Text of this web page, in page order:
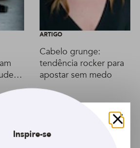
ARTIGO
Cabelo grunge:
tendência rocker para
apostar sem medo
Fechar
Inspire-se